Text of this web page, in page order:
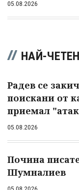
05.08.2026
НАЙ-
Радев се
поискани от
приемал
05.08.2026
Почина
Шумналиев